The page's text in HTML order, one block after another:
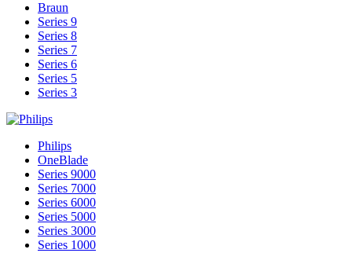
Braun
Series 9
Series 8
Series 7
Series 6
Series 5
Series 3
Philips
OneBlade
Series 9000
Series 7000
Series 6000
Series 5000
Series 3000
Series 1000